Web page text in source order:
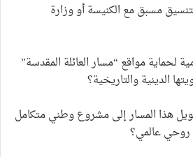
مسبق مع الكنيسة أو وزارة
لحماية مواقع “مسار العائلة المقدسة”
الدينية والتاريخية؟
هذا المسار إلى مشروع وطني متكامل
عالمي؟